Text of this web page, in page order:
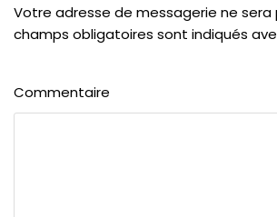
Votre adresse de messagerie ne sera
champs obligatoires sont indiqués
Commentaire